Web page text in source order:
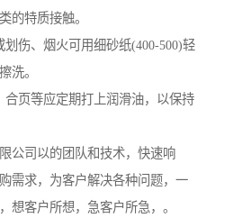
的特质接触。
伤、烟火可用细砂纸(400-500)轻
洗。
合页等应定期打上润滑油，以保持
公司以的团队和技术，快速响
需求，为客户解决各种问题，一
想客户所想，急客户所急，。